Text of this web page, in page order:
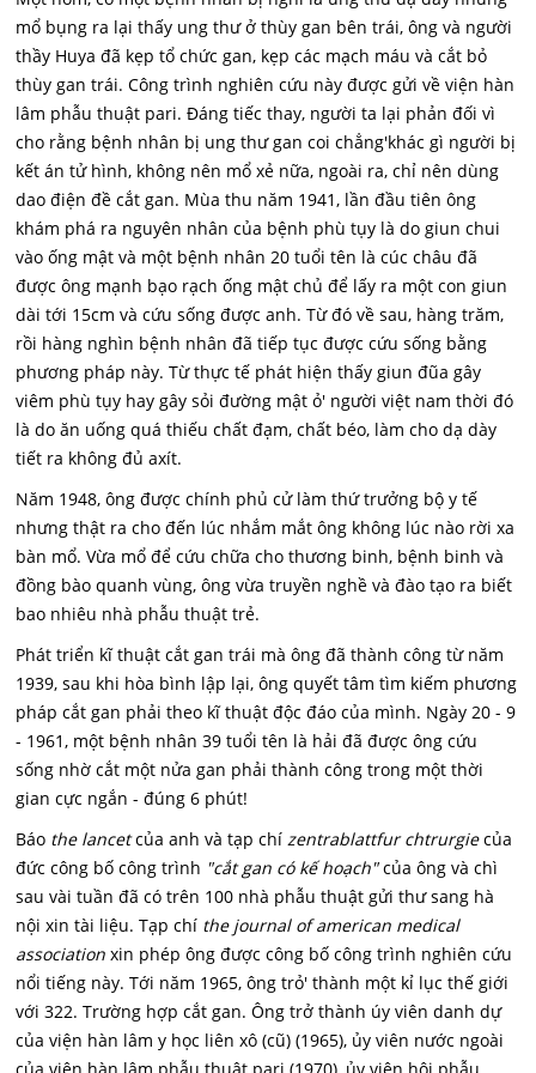
mổ bụng ra lại thấy ung thư ở thùy gan bên trái, ông và người
thầy Huya đã kẹp tổ chức gan, kẹp các mạch máu và cắt bỏ
thùy gan trái. Công trình nghiên cứu này được gửi về viện hàn
lâm phẫu thuật pari. Đáng tiếc thay, người ta lại phản đối vì
cho rằng bệnh nhân bị ung thư gan coi chẳng'khác gì người bị
kết án tử hình, không nên mổ xẻ nữa, ngoài ra, chỉ nên dùng
dao điện đề cắt gan. Mùa thu năm 1941, lần đầu tiên ông
khám phá ra nguyên nhân của bệnh phù tụy là do giun chui
vào ống mật và một bệnh nhân 20 tuổi tên là cúc châu đã
được ông mạnh bạo rạch ống mật chủ để lấy ra một con giun
dài tới 15cm và cứu sống được anh. Từ đó về sau, hàng trăm,
rồi hàng nghìn bệnh nhân đã tiếp tục được cứu sống bằng
phương pháp này. Từ thực tế phát hiện thấy giun đũa gây
viêm phù tụy hay gây sỏi đường mật ỏ' người việt nam thời đó
là do ăn uống quá thiếu chất đạm, chất béo, làm cho dạ dày
tiết ra không đủ axít.
Năm 1948, ông được chính phủ cử làm thứ trưởng bộ y tế
nhưng thật ra cho đến lúc nhắm mắt ông không lúc nào rời xa
bàn mổ. Vừa mổ để cứu chữa cho thương binh, bệnh binh và
đồng bào quanh vùng, ông vừa truyền nghề và đào tạo ra biết
bao nhiêu nhà phẫu thuật trẻ.
Phát triển kĩ thuật cắt gan trái mà ông đã thành công từ năm
1939, sau khi hòa bình lập lại, ông quyết tâm tìm kiếm phương
pháp cắt gan phải theo kĩ thuật độc đáo của mình. Ngày 20 - 9
- 1961, một bệnh nhân 39 tuổi tên là hải đã được ông cứu
sống nhờ cắt một nửa gan phải thành công trong một thời
gian cực ngắn - đúng 6 phút!
Báo the lancetcủa anh và tạp chízentrablattfur chtrurgiecủa
đức công bố công trình "cắt gan có kế hoạch"của ông và chì
sau vài tuần đã có trên 100 nhà phẫu thuật gửi thư sang hà
nội xin tài liệu. Tạp chí the journal of american medical
association xin phép ông được công bố công trình nghiên cứu
nổi tiếng này. Tới năm 1965, ông trỏ' thành một kỉ lục thế giới
với 322. Trường hợp cắt gan. Ông trở thành úy viên danh dự
của viện hàn lâm y học liên xô (cũ) (1965), ủy viên nước ngoài